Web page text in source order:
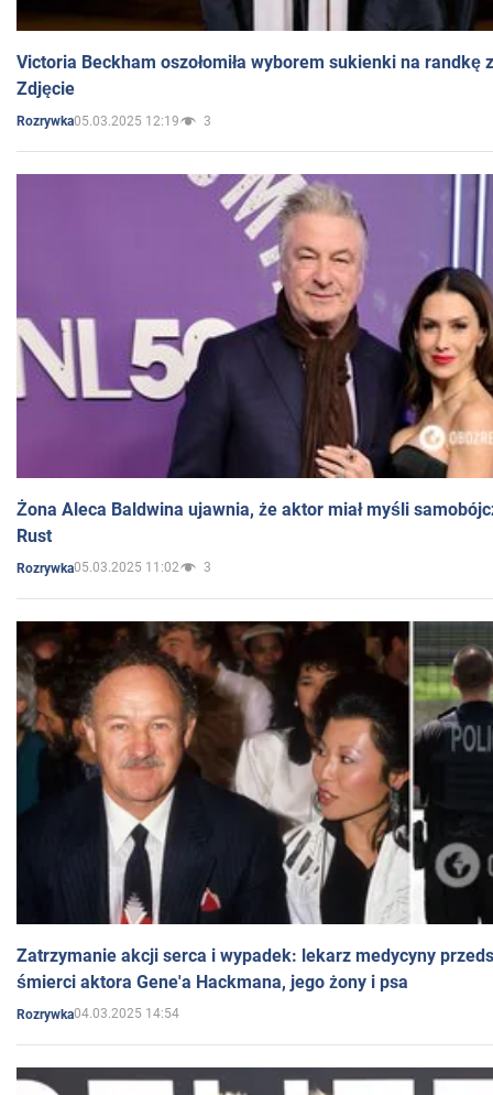
Victoria Beckham oszołomiła wyborem sukienki na randkę
Zdjęcie
Rozrywka05.03.2025 12:19 3
Żona Aleca Baldwina ujawnia, że aktor miał myśli
Rust
Rozrywka05.03.2025 11:02 3
Zatrzymanie akcji serca i wypadek: lekarz medycyny
śmierci aktora Gene'a Hackmana, jego żony i psa
Rozrywka04.03.2025 14:54